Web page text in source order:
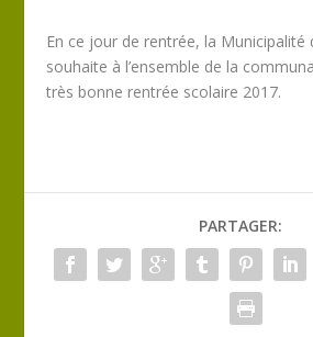
En ce jour de rentrée, la Municipalité
souhaite à l’ensemble de la
très bonne rentrée scolaire 2017.
PARTAGER: